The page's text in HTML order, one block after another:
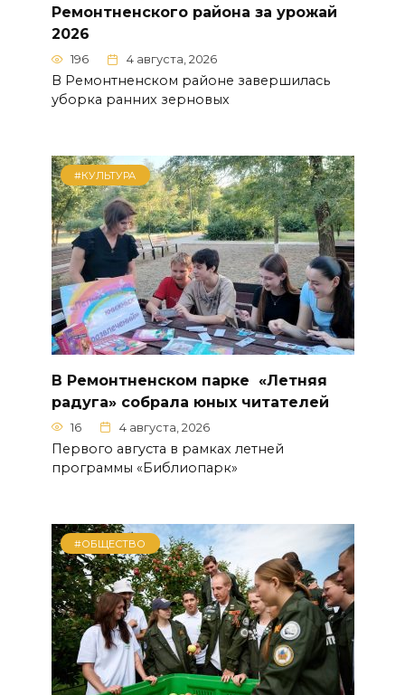
Ремонтненского района за урожай
2026
196 4 августа, 2026
В Ремонтненском районе завершилась
уборка ранних зерновых
#КУЛЬТУРА
В Ремонтненском парке «Летняя
радуга» собрала юных читателей
16 4 августа, 2026
Первого августа в рамках летней
программы «Библиопарк»
#ОБЩЕСТВО